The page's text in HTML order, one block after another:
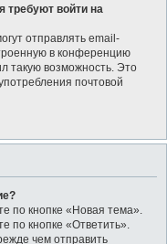
требуют войти на
отправлять email-
в конференцию
такую возможность. Это
почтовой
по кнопке «Новая тема».
по кнопке «Ответить».
чем отправить